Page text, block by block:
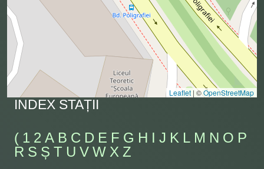
Leaflet | ©OpenStreetMap
INDEX STAȚII
( 1 2 A B C D E F G H I J K L M N O P
R S Ș T U V W X Z